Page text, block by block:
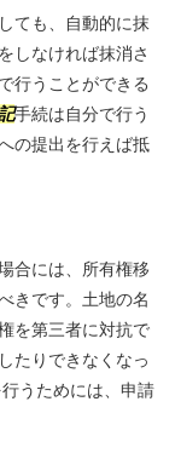
ても、自動的に抹
しなければ抹消さ
行うことができる
手続は自分で行う
の提出を行えば抵
合には、所有権移
きです。土地の名
を第三者に対抗で
たりできなくなっ
うためには、申請